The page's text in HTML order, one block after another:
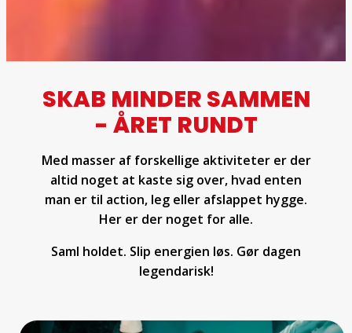
SKAB MINDER SAMMEN
- ÅRET RUNDT
Med masser af forskellige aktiviteter er der
altid noget at kaste sig over, hvad enten
man er til action, leg eller afslappet hygge.
Her er der noget for alle.
Saml holdet. Slip energien løs. Gør dagen
legendarisk!